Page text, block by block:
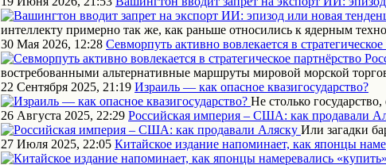
интеллекту примерно так же, как раньше относились к ядерным
30 Мая 2026, 12:28 Севморпуть активно вовлекается в
востребованными альтернативные маршруты мировой морской
22 Сентября 2025, 21:19 Израиль — как опасное квазигосударство?
Не столько
26 Августа 2025, 22:29 Российская империя – США: как продавали
Или загадки
27 Июля 2025, 22:05 Китайское издание напоминает, как японцы